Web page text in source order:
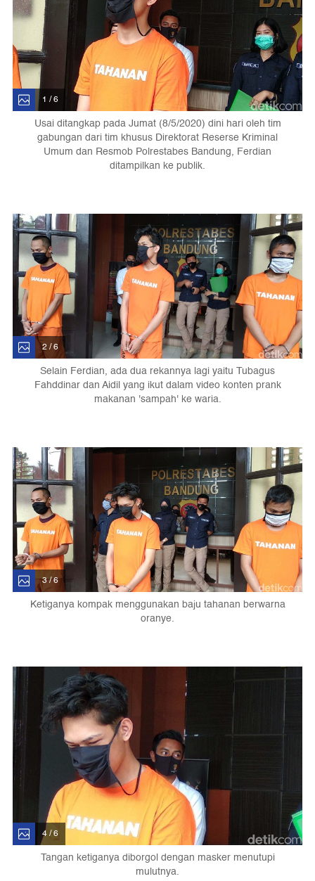
1 / 6
Usai ditangkap pada Jumat (8/5/2020) dini hari oleh tim
gabungan dari tim khusus Direktorat Reserse Kriminal
Umum dan Resmob Polrestabes Bandung, Ferdian
ditampilkan ke publik.
2 / 6
Selain Ferdian, ada dua rekannya lagi yaitu Tubagus
Fahddinar dan Aidil yang ikut dalam video konten prank
makanan 'sampah' ke waria.
3 / 6
Ketiganya kompak menggunakan baju tahanan berwarna
oranye.
4 / 6
Tangan ketiganya diborgol dengan masker menutupi
mulutnya.